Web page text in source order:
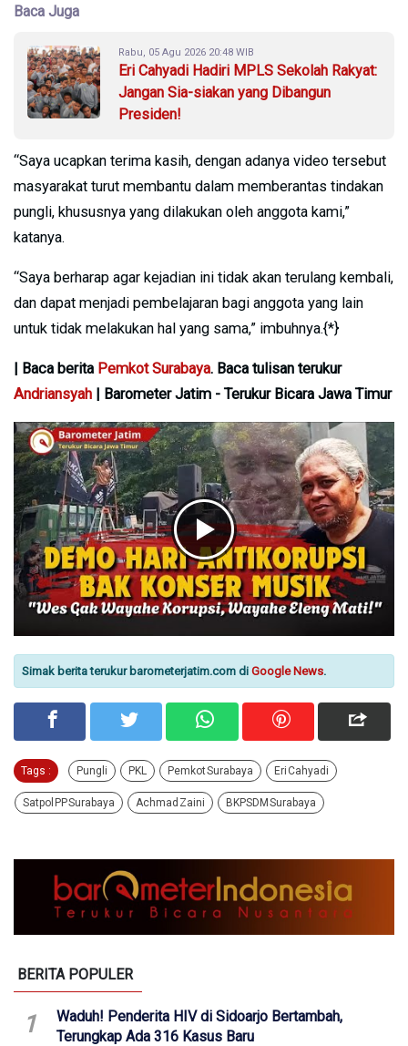
Baca Juga
Rabu, 05 Agu 2026 20:48 WIB
Eri Cahyadi Hadiri MPLS Sekolah Rakyat:
Jangan Sia-siakan yang Dibangun
Presiden!
“Saya ucapkan terima kasih, dengan adanya video tersebut
masyarakat turut membantu dalam memberantas tindakan
pungli, khususnya yang dilakukan oleh anggota kami,”
katanya.
“Saya berharap agar kejadian ini tidak akan terulang kembali,
dan dapat menjadi pembelajaran bagi anggota yang lain
untuk tidak melakukan hal yang sama,” imbuhnya.{*}
| Baca berita Pemkot Surabaya. Baca tulisan terukur
Andriansyah | Barometer Jatim - Terukur Bicara Jawa Timur
Simak berita terukur barometerjatim.com di Google News.
Tags : Pungli PKL Pemkot Surabaya Eri Cahyadi
Satpol PP Surabaya Achmad Zaini BKPSDM Surabaya
BERITA POPULER
1
Waduh! Penderita HIV di Sidoarjo Bertambah,
Terungkap Ada 316 Kasus Baru